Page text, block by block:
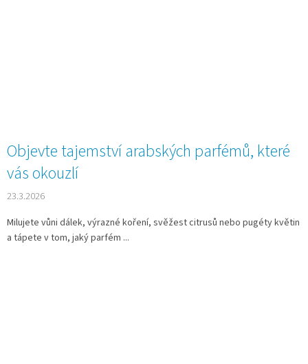
Objevte tajemství arabských parfémů, které
vás okouzlí
23.3.2026
Milujete vůni dálek, výrazné koření, svěžest citrusů nebo pugéty květin
a tápete v tom, jaký parfém ...